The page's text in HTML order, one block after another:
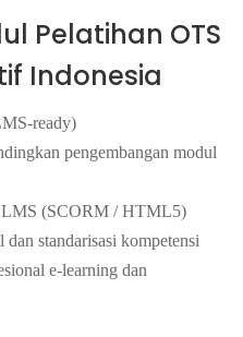
Pelatihan OTS
Indonesia
ready)
pengembangan modul
LMS (SCORM / HTML5)
standarisasi kompetensi
e-learning dan